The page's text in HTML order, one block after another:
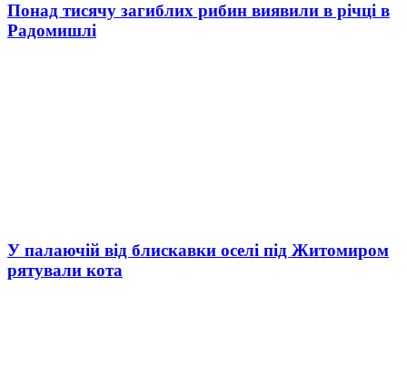
Понад тисячу загиблих рибин виявили в річці в
Радомишлі
У палаючій від блискавки оселі під Житомиром
рятували кота